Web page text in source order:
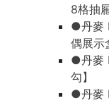
8格抽
●丹麥
偶展示
●丹麥
勾】
●丹麥